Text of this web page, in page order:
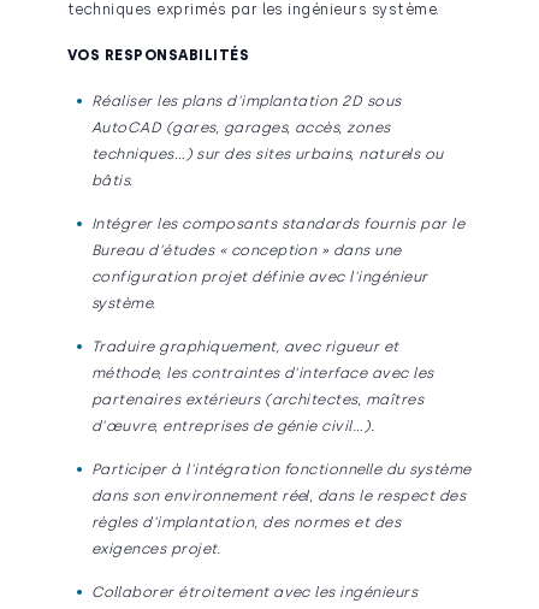
techniques exprimés par les ingénieurs système.
VOS RESPONSABILITÉS
Réaliser les plans d'implantation 2D sous
AutoCAD (gares, garages, accès, zones
techniques…) sur des sites urbains, naturels ou
bâtis.
Intégrer les composants standards fournis par le
Bureau d'études « conception » dans une
configuration projet définie avec l'ingénieur
système.
Traduire graphiquement, avec rigueur et
méthode, les contraintes d'interface avec les
partenaires extérieurs (architectes, maîtres
d'œuvre, entreprises de génie civil…).
Participer à l'intégration fonctionnelle du système
dans son environnement réel, dans le respect des
règles d'implantation, des normes et des
exigences projet.
Collaborer étroitement avec les ingénieurs